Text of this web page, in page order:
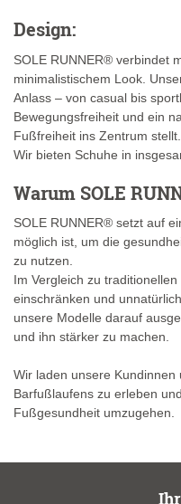
Design:
SOLE RUNNER® verbindet
minimalistischem Look.
Anlass – von casual bis
Bewegungsfreiheit und ein
Fußfreiheit ins Zentrum stellt.
Wir bieten Schuhe in
Warum SOLE
SOLE RUNNER® setzt auf
möglich ist, um die
zu nutzen.
Im Vergleich zu
einschränken und
unsere Modelle darauf
und ihn stärker zu machen.
Wir laden unsere
Barfußlaufens zu erleben
Fußgesundheit umzugehen.